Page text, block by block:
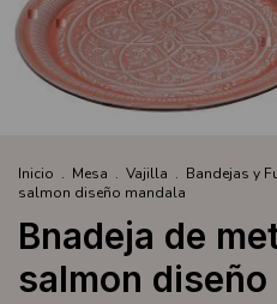
Inicio . Mesa . Vajilla . Bandejas y
salmon diseño mandala
Bnadeja de
salmon diseño